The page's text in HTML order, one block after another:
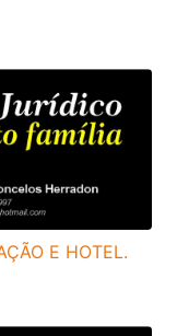
E HOTEL.